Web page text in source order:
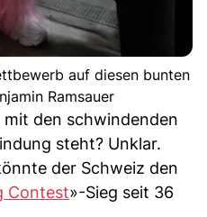
auf diesen bunten
Ramsauer
den schwindenden
steht? Unklar.
der Schweiz den
Contest»-Sieg seit 36